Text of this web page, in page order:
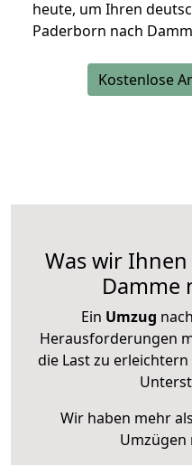
heute, um Ihren
Paderborn nach
Kostenlose
Was wir
Damme
Ein Umzug
Herausforderungen
die Last zu
Wir haben mehr
Umzügen